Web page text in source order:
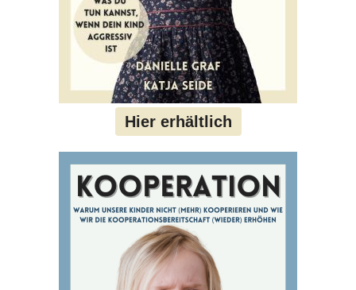
Hier erhältlich